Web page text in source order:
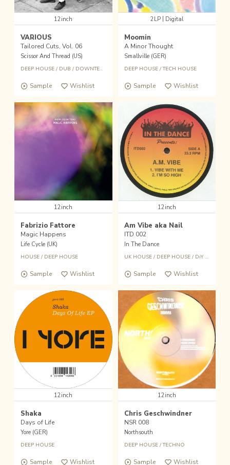
12inch
VARIOUS
Tailored Cuts, Vol. 06
Scissor And Thread (US)
DEEP HOUSE/ DUB / DOWNTEMPO
Sample Wishlist
2LP| Digital
Moomin
A Minor Thought
Smallville (GER)
DEEP HOUSE/TECH HOUSE
Sample Wishlist
12inch
Fabrizio Fattore
Magic Happens
Life Cycle (UK)
HOUSE/ DEEP HOUSE
Sample Wishlist
12inch
Am Vibe aka Nail
ITD 002
In The Dance
UK HOUSE/ DEEP HOUSE/ DiY SOUNDSYSTEM
Sample Wishlist
12inch
Shaka
Days of Life
Yore (GER)
DEEP HOUSE
Sample Wishlist
12inch
Chris Geschwindner
NSR 008
Northsouth
DEEP HOUSE/TECHNO
Sample Wishlist